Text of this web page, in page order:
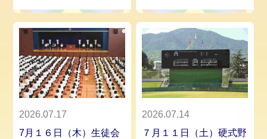
2026.07.17
7月１６日（木）生徒会
2026.07.14
７月１１日（土）硬式野